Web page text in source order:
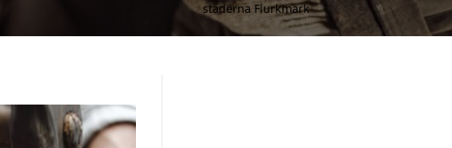
städerna Flurkmark